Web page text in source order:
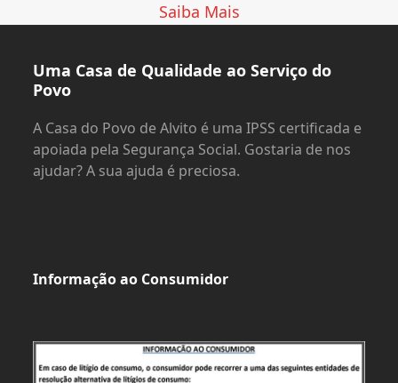
Saiba Mais
Uma Casa de Qualidade ao Serviço do
Povo
A Casa do Povo de Alvito é uma IPSS certificada e
apoiada pela Segurança Social. Gostaria de nos
ajudar? A sua ajuda é preciosa.
Informação ao Consumidor